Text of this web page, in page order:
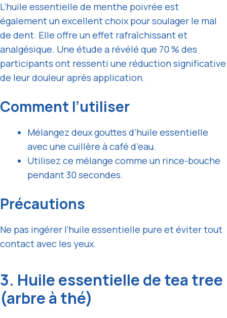
L’huile essentielle de menthe poivrée est
également un excellent choix pour soulager le mal
de dent. Elle offre un effet rafraîchissant et
analgésique. Une étude a révélé que 70 % des
participants ont ressenti une réduction significative
de leur douleur après application.
Comment l’utiliser
Mélangez deux gouttes d’huile essentielle
avec une cuillère à café d’eau.
Utilisez ce mélange comme un rince-bouche
pendant 30 secondes.
Précautions
Ne pas ingérer l’huile essentielle pure et éviter tout
contact avec les yeux.
3. Huile essentielle de tea tree
(arbre à thé)